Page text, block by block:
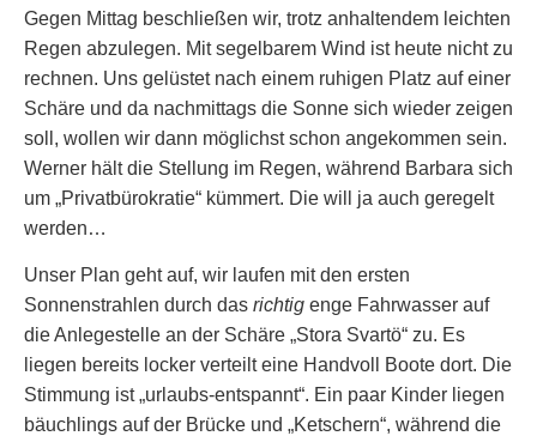
Gegen Mittag beschließen wir, trotz anhaltendem leichten
Regen abzulegen. Mit segelbarem Wind ist heute nicht zu
rechnen. Uns gelüstet nach einem ruhigen Platz auf einer
Schäre und da nachmittags die Sonne sich wieder zeigen
soll, wollen wir dann möglichst schon angekommen sein.
Werner hält die Stellung im Regen, während Barbara sich
um „Privatbürokratie“ kümmert. Die will ja auch geregelt
werden…
Unser Plan geht auf, wir laufen mit den ersten
Sonnenstrahlen durch das richtig enge Fahrwasser auf
die Anlegestelle an der Schäre „Stora Svartö“ zu. Es
liegen bereits locker verteilt eine Handvoll Boote dort. Die
Stimmung ist „urlaubs-entspannt“. Ein paar Kinder liegen
bäuchlings auf der Brücke und „Ketschern“, während die